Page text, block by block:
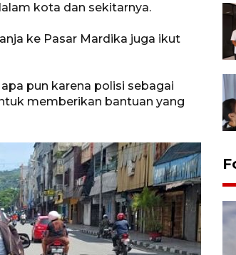
kota dan sekitarnya.
ke Pasar Mardika juga ikut
pun karena polisi sebagai
memberikan bantuan yang